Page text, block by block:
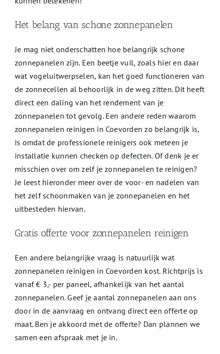
Het belang van schone zonnepanelen
Je mag niet onderschatten hoe belangrijk schone
zonnepanelen zijn. Een beetje vuil, zoals hier en daar
wat vogeluitwerpselen, kan het goed functioneren van
de zonnecellen al behoorlijk in de weg zitten. Dit heeft
direct een daling van het rendement van je
zonnepanelen tot gevolg. Een andere reden waarom
zonnepanelen reinigen in Coevorden zo belangrijk is,
is omdat de professionele reinigers ook meteen je
installatie kunnen checken op defecten. Of denk je er
misschien over om zelf je zonnepanelen te reinigen?
Je leest hieronder meer over de voor- en nadelen van
het zelf schoonmaken van je zonnepanelen en het
uitbesteden hiervan.
Gratis offerte voor zonnepanelen reinigen
Een andere belangrijke vraag is natuurlijk wat
zonnepanelen reinigen in Coevorden kost. Richtprijs is
vanaf € 3,- per paneel, afhankelijk van het aantal
zonnepanelen. Geef je aantal zonnepanelen aan ons
door in de aanvraag en ontvang direct een offerte op
maat. Ben je akkoord met de offerte? Dan plannen we
samen een afspraak met je in.